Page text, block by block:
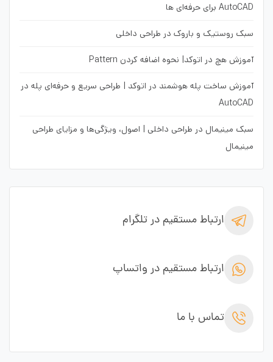
AutoCAD برای حرفه‌ای ها
سبک روستیک و باروک در طراحی داخلی
آموزش هچ در اتوکد| نحوه اضافه کردن Pattern
آموزش ساخت پله هوشمند در اتوکد | طراحی سریع و حرفه‌ای پله در
AutoCAD
سبک مینیمال در طراحی داخلی | اصول، ویژگی‌ها و مزایای طراحی
مینیمال
ارتباط مستقیم در تلگرام
ارتباط مستقیم در واتساپ
تماس با ما